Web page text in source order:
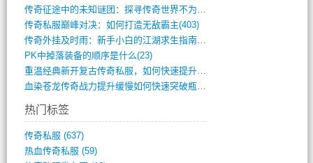
传奇征途中的未知谜团：探寻传奇世界不为人(595)
传奇私服巅峰对决：如何打造无敌霸主(403)
传奇外挂及时雨：新手小白的江湖求生指南(802)
PK中掉落装备的顺序是什么(23)
重温经典新开复古传奇私服，如何快速提升等(392)
血染苍龙传奇战力提升缓慢如何快速突破瓶颈(654)
热门标签
传奇私服 (637)
热血传奇私服 (59)